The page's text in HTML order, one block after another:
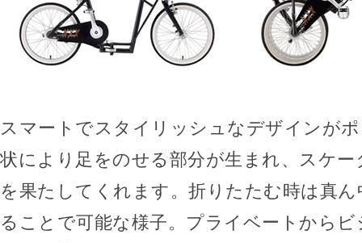
スマートでスタイリッシュなデザインが
状により足をのせる部分が生まれ、スケ
を果たしてくれます。折りたたむ時は真
ることで可能な様子。プライベートから